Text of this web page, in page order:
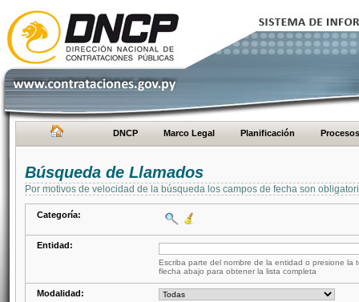
DNCP Marco Legal Planificación Procesos
Búsqueda de Llamados
Por motivos de velocidad de la búsqueda los campos de fecha son
Categoría:
Entidad:
Escriba parte del nombre de la entidad o presione la
flecha abajo para obtener la lista completa
Modalidad: